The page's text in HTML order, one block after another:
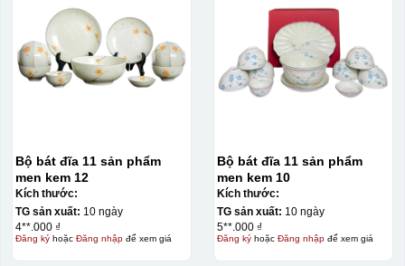
Bộ bát đĩa 11 sản phẩm
men kem 12
Kích thước:
TG sản xuất: 10 ngày
4**.000 ₫
Đăng kýhoặc Đăng nhậpđể xem giá
Bộ bát đĩa 11 sản phẩm
men kem 10
Kích thước:
TG sản xuất: 10 ngày
5**.000 ₫
Đăng kýhoặc Đăng nhậpđể xem giá